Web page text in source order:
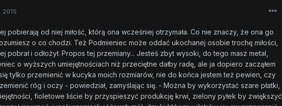
2015
pobierają od niej miłość, którą ona wcześniej otrzymała. Co nie znaczy, że ona go
o co chodzi. Też Podmieniec może oddać ukochanej osobie trochę miłości,
pobrał i odłożył. Propos tej przemiany... Jesteś zbyt wysoki, do tego masz metal,
o wyższych umiejętnościach niż przeciętne dałby radę, ale ja dopiero zacząłem
tylko przemienić w kucyka moich rozmiarów, nie do końca jestem też pewien, czy
róg i oczy - powiedział, zamyślając się. - Można by wykorzystać szare płatki,
fioletowe liście by przyspieszyć produkcję krwi, zielony pyłek by zwiększyć